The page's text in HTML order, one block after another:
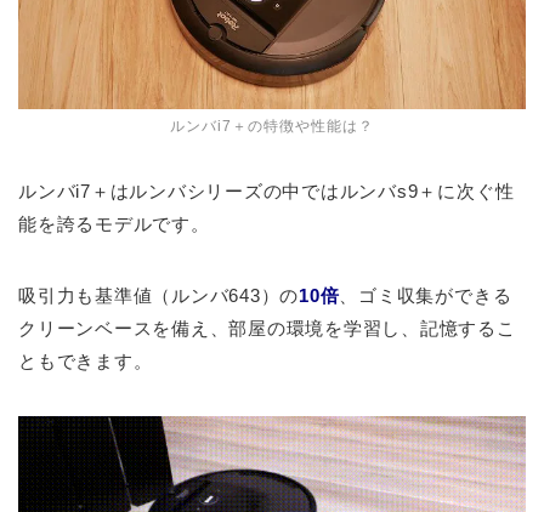
ルンバi7＋の特徴や性能は？
ルンバi7＋はルンバシリーズの中ではルンバs9＋に次ぐ性
能を誇るモデルです。
吸引力も基準値（ルンバ643）の10倍、ゴミ収集ができる
クリーンベースを備え、部屋の環境を学習し、記憶するこ
ともできます。